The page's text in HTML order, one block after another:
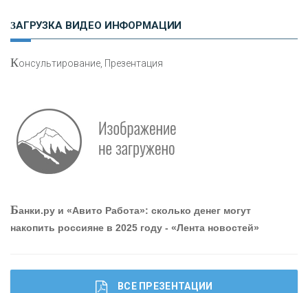
Работа мечты. Что банки делают для того, чтобы
привлечь и удержать персонал - «Интервью»
ЗАГРУЗКА ВИДЕО ИНФОРМАЦИИ
Консультирование, Презентация
Банки.ру и «Авито Работа»: сколько денег могут
накопить россияне в 2025 году - «Лента новостей»
ВСЕ ПРЕЗЕНТАЦИИ